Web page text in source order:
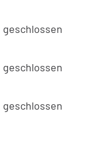
geschlossen
geschlossen
geschlossen